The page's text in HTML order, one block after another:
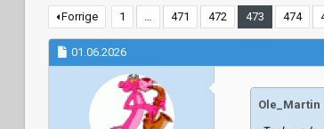
s
t
a
r
t
a
Forrige 1 … 471 472 473 474
01.06.2026
Ole_Martin